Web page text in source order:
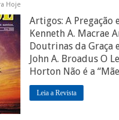
Hoje
Artigos: A Pregação
Kenneth A. Macrae
Doutrinas da Graça
John A. Broadus O
Horton Não é a
Leia a Revista